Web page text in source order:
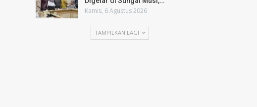
Kamis, 6 Agustus 2026
TAMPILKAN LAGI